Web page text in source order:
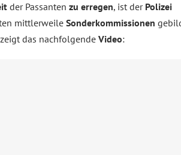
der Passanten zu erregen, ist der Polizei
mittlerweile Sonderkommissionen
das nachfolgendeVideo: